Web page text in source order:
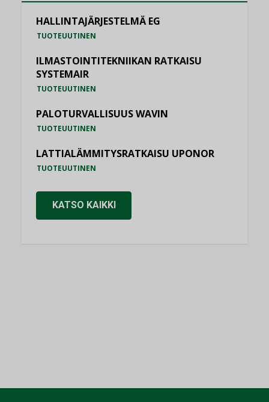
HALLINTAJÄRJESTELMÄ EG
TUOTEUUTINEN
ILMASTOINTITEKNIIKAN RATKAISU
SYSTEMAIR
TUOTEUUTINEN
PALOTURVALLISUUS WAVIN
TUOTEUUTINEN
LATTIALÄMMITYSRATKAISU UPONOR
TUOTEUUTINEN
KATSO KAIKKI